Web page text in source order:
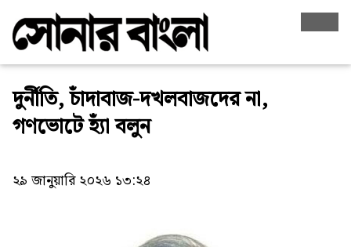
দুর্নীতি, চাঁদাবাজ-দখলবাজদের না,
গণভোটে হ্যাঁ বলুন
২৯ জানুয়ারি ২০২৬ ১৩:২৪